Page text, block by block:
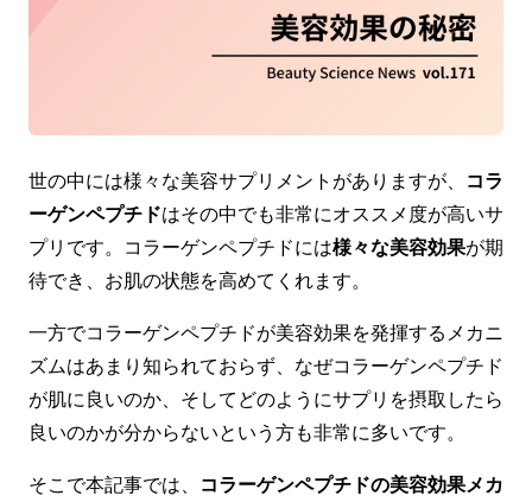
世の中には様々な美容サプリメントがありますが、 コラ
ーゲンペプチドはその中でも非常にオススメ度が高いサ
プリです。コラーゲンペプチドには様々な美容効果が期
待でき、お肌の状態を高めてくれます。
一方でコラーゲンペプチドが美容効果を発揮するメカニ
ズムはあまり知られておらず、なぜコラーゲンペプチド
が肌に良いのか、そしてどのようにサプリを摂取したら
良いのかが分からないという方も非常に多いです。
そこで本記事では、 コラーゲンペプチドの美容効果メカ